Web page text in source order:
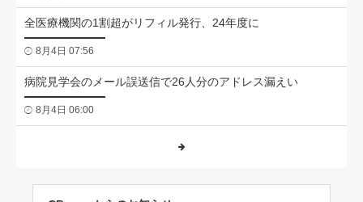
全医療機関の1割超がリフィル発行、24年度に
8月4日 07:56
病院見学会のメール誤送信で26人分のアドレス漏えい
8月4日 06:00